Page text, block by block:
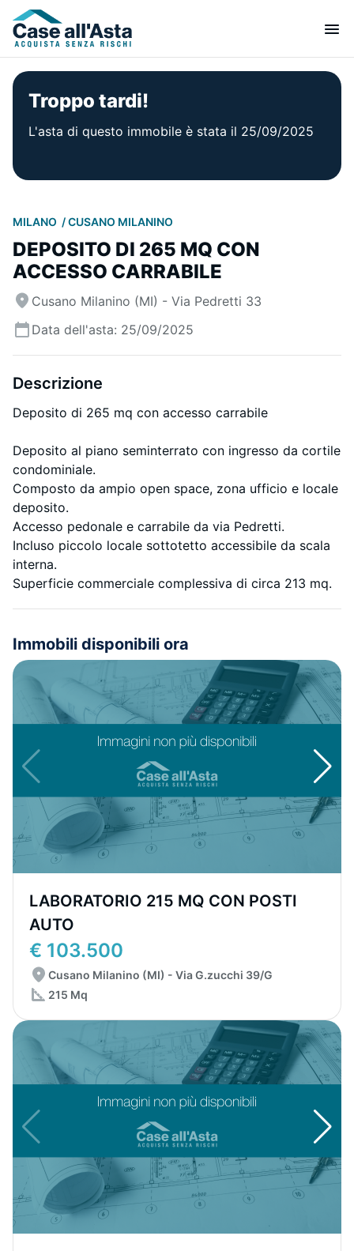
Troppo tardi!
L'asta di questo immobile è stata il 25/09/2025
MILANO CUSANO MILANINO
DEPOSITO DI 265 MQ CON
ACCESSO CARRABILE
Cusano Milanino (MI) - Via Pedretti 33
Data dell'asta: 25/09/2025
Descrizione
Deposito di 265 mq con accesso carrabile
Deposito al piano seminterrato con ingresso da cortile
condominiale.
Composto da ampio open space, zona ufficio e locale
deposito.
Accesso pedonale e carrabile da via Pedretti.
Incluso piccolo locale sottotetto accessibile da scala
interna.
Superficie commerciale complessiva di circa 213 mq.
Immobili disponibili ora
LABORATORIO 215 MQ CON POSTI
AUTO
€ 103.500
Cusano Milanino (MI) - Via G.zucchi 39/G
215 Mq